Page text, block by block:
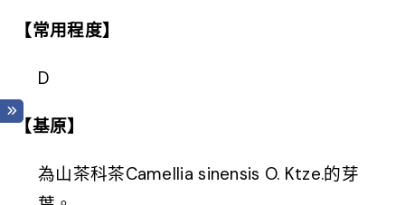
【常用程度】
D
【基原】
為山茶科茶Camellia sinensis O. Ktze.的芽